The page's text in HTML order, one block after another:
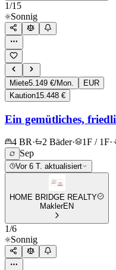
1/15
Sonnig
Miete5.149 €/Mon.
EUR
Kaution15.448 €
Ein gemütliches,
4 BR· 2 Bäder· 1F / 1F·
Sep
Vor 6 T. aktualisiert
HOME BRIDGE REALTY
MaklerEN
1/6
Sonnig